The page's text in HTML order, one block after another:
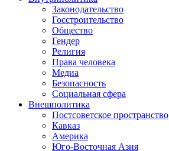
Законодательство
Госстроительство
Общество
Гендер
Религия
Права человека
Медиа
Безопасность
Социальная сфера
Внешполитика
Постсоветское пространство
Кавказ
Америка
Юго-Восточная Азия